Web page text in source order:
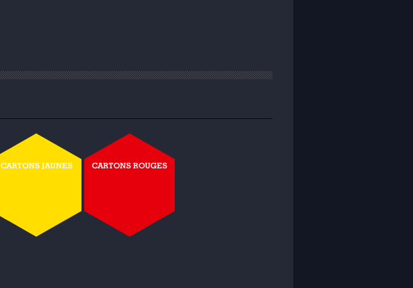
CARTONS JAUNES CARTONS ROUGES